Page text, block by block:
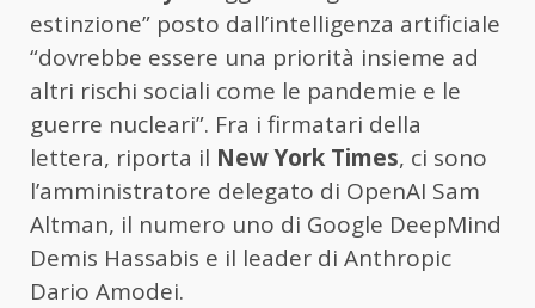
estinzione” posto dall’intelligenza artificiale
“dovrebbe essere una priorità insieme ad
altri rischi sociali come le pandemie e le
guerre nucleari”. Fra i firmatari della
lettera, riporta il New York Times, ci sono
l’amministratore delegato di OpenAI Sam
Altman, il numero uno di Google DeepMind
Demis Hassabis e il leader di Anthropic
Dario Amodei.